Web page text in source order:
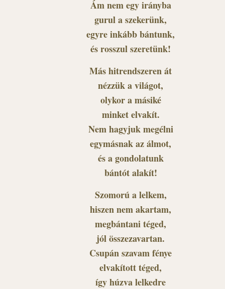
Ám nem egy irányba
gurul a szekerünk,
egyre inkább bántunk,
és rosszul szeretünk!
Más hitrendszeren át
nézzük a világot,
olykor a másiké
minket elvakít.
Nem hagyjuk megélni
egymásnak az álmot,
és a gondolatunk
bántót alakít!
Szomorú a lelkem,
hiszen nem akartam,
megbántani téged,
jól összezavartan.
Csupán szavam fénye
elvakított téged,
így húzva lelkedre